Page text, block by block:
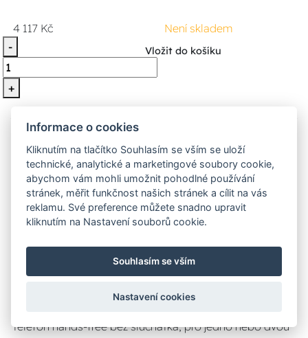
4 117 Kč
Není skladem
-
+
Vložit do košíku
1122/61 Souprava domovního
telefonu hands-free UTOPIA 1134 s
zdroj 9000/230
telefón hands-free bez slúchátka, pro jedno nebo dvou
Informace o cookies
Kliknutím na tlačítko Souhlasím se vším se uloží
technické, analytické a marketingové soubory cookie,
abychom vám mohli umožnit pohodlné používání
stránek, měřit funkčnost našich stránek a cílit na vás
reklamu. Své preference můžete snadno upravit
kliknutím na Nastavení souborů cookie.
Souhlasím se vším
Nastavení cookies